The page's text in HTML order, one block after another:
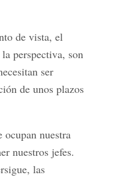
de vista, el
perspectiva, son
ser
de unos plazos
ocupan nuestra
nuestros jefes.
las